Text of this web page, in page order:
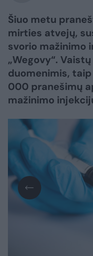
Šiuo metu
mirties atvejų,
svorio mažinimo
„Wegovy“.
duomenimis,
000 pranešimų
mažinimo